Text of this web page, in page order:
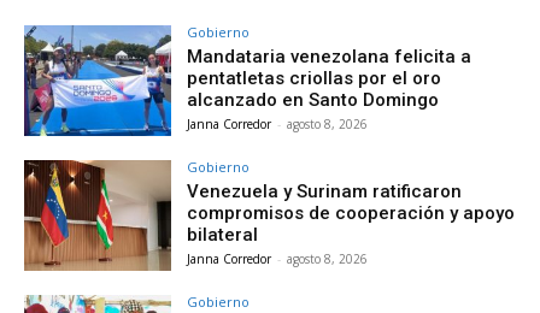
Gobierno
Mandataria venezolana felicita a
pentatletas criollas por el oro
alcanzado en Santo Domingo
Janna Corredor - agosto 8, 2026
Gobierno
Venezuela y Surinam ratificaron
compromisos de cooperación y apoyo
bilateral
Janna Corredor - agosto 8, 2026
Gobierno